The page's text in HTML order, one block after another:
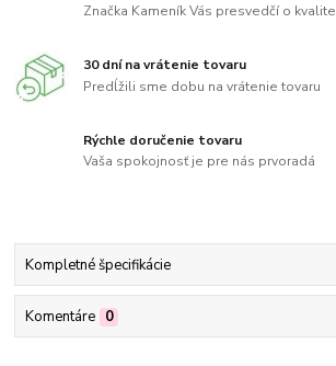
Značka Kameník Vás presvedčí o kvalite
30 dní na vrátenie tovaru
Predĺžili sme dobu na vrátenie tovaru
Rýchle doručenie tovaru
Vaša spokojnosť je pre nás prvoradá
Kompletné špecifikácie
Komentáre 0